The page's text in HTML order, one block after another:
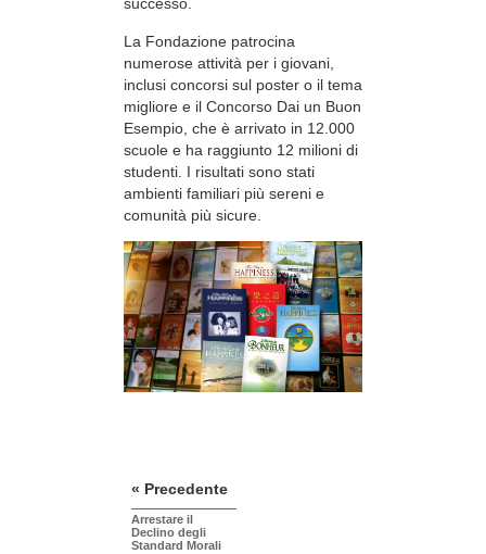
successo.
La Fondazione patrocina
numerose attività per i giovani,
inclusi concorsi sul poster o il tema
migliore e il Concorso Dai un Buon
Esempio, che è arrivato in 12.000
scuole e ha raggiunto 12 milioni di
studenti. I risultati sono stati
ambienti familiari più sereni e
comunità più sicure.
« Precedente
Arrestare il
Declino degli
Standard Morali